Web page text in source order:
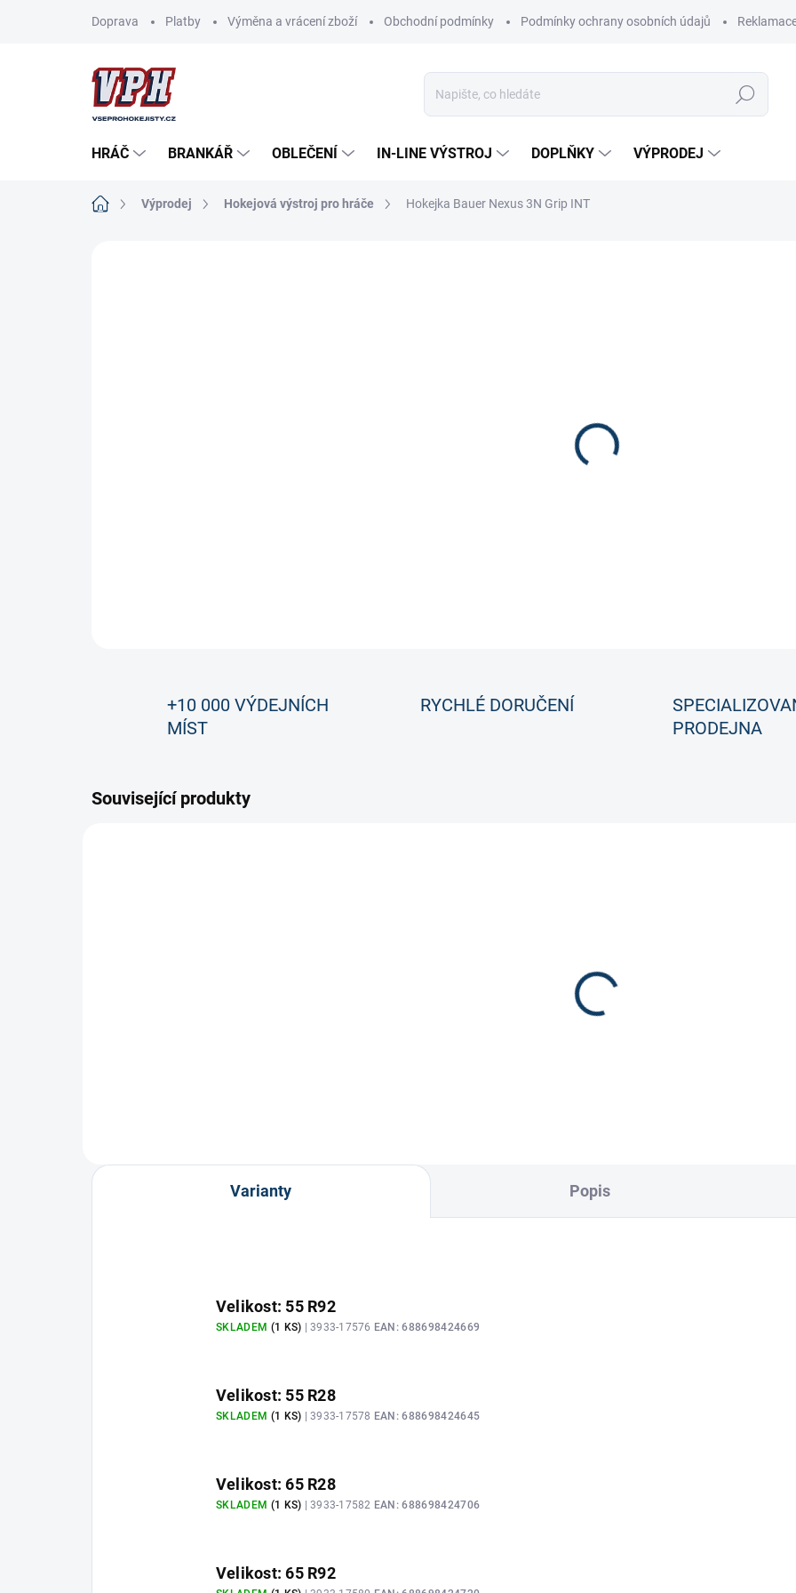
Doprava Platby Výměna a vrácení zboží Obchodní podmínky Podmínky ochrany osobních údajů
Hledat
HRÁČ BRANKÁŘ OBLEČENÍ IN-LINE VÝSTROJ DOPLŇKY VÝPRODEJ
Domů Výprodej Hokejová výstroj pro hráče Hokejka Bauer Nexus 3N Grip INT
vlajkou Nexus.
+10 000 VÝDEJNÍCH
MÍST
RYCHLÉ DORUČENÍ
PRODEJNA
Související produkty
Varianty Popis
Velikost: 55 R92
SKLADEM (1 KS) | 3933-17576 EAN: 688698424669
Velikost: 55 R28
SKLADEM (1 KS) | 3933-17578 EAN: 688698424645
Velikost: 65 R28
SKLADEM (1 KS) | 3933-17582 EAN: 688698424706
Velikost: 65 R92